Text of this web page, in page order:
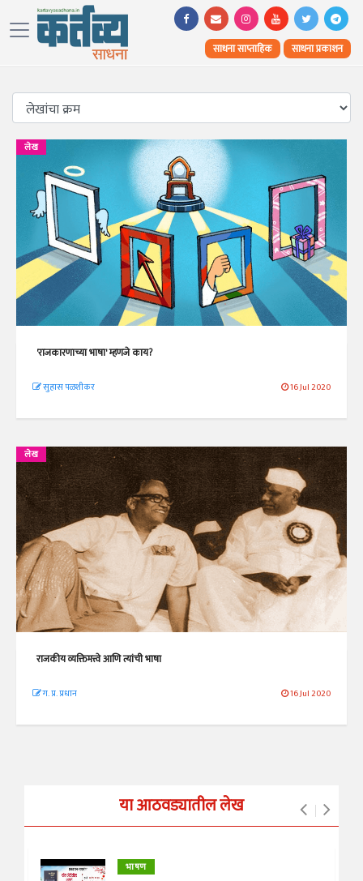
साधना साप्ताहिक साधना प्रकाशन
लेख
'राजकारणाच्या भाषा' म्हणजे काय?
सुहास पळशीकर 16 Jul 2020
लेख
राजकीय व्यक्तिमत्त्वे आणि त्यांची भाषा
ग. प्र. प्रधान 16 Jul 2020
या आठवड्यातील लेख
भाषण